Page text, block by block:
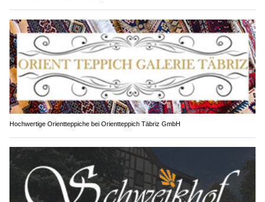
Hochwertige Orientteppiche bei Orientteppich Täbriz GmbH